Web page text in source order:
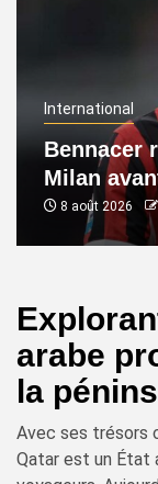
International
Bennacer
Milan
8 août 2026
arabe
la
Avec ses trésors
Qatar est un État